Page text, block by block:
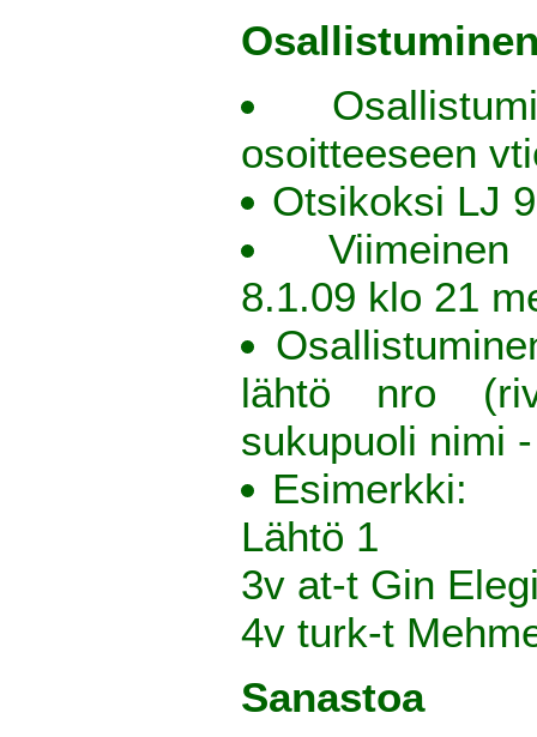
osoitteeseen
Otsikoksi LJ
8.1.09 klo 21
lähtö nro
sukupuoli nimi
Esimerkki:
Lähtö 1
3v at-t Gin
4v turk-t
Sanastoa